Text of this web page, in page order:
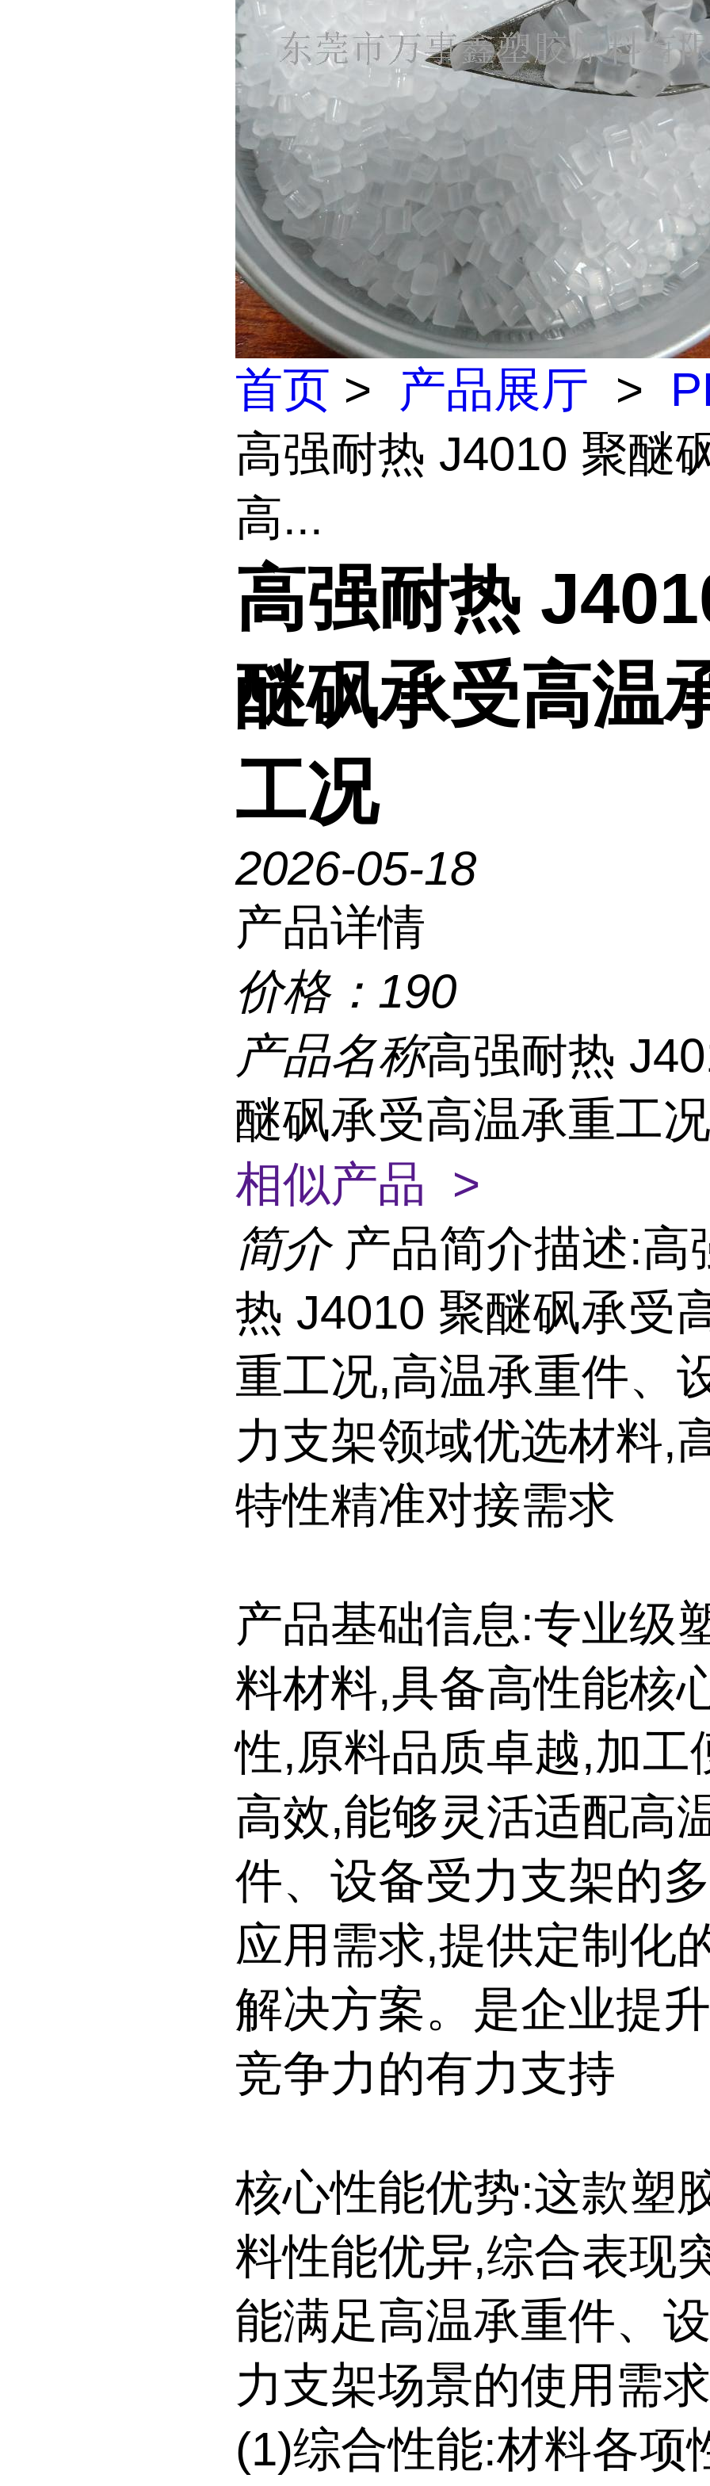
首页 > 产品展厅 >
高强耐热 J4010 聚醚
高...
高强耐热
醚砜承受高温
工况
2026-05-18
产品详情
价格： 190
产品名称高强耐热
醚砜承受高温承重工
相似产品 >
简介 产品简介描述:高
热 J4010 聚醚砜承受
重工况,高温承重件、
力支架领域优选材料,
特性精准对接需求
产品基础信息:专业级
料材料,具备高性能核
性,原料品质卓越,加工
高效,能够灵活适配高
件、设备受力支架的
应用需求,提供定制化
解决方案。是企业提
竞争力的有力支持
核心性能优势:这款塑
料性能优异,综合表现
能满足高温承重件、
力支架场景的使用需
(1)综合性能:材料各项